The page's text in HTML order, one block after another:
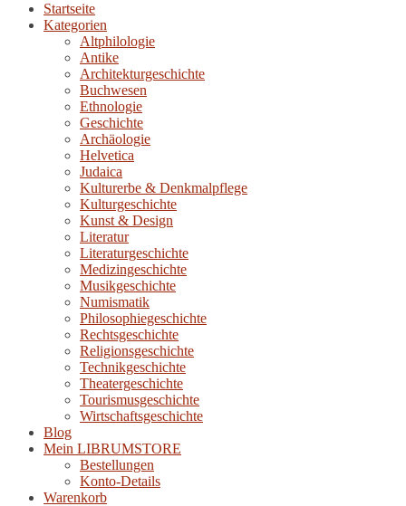
Startseite
Kategorien
Altphilologie
Antike
Architekturgeschichte
Buchwesen
Ethnologie
Geschichte
Archäologie
Helvetica
Judaica
Kulturerbe & Denkmalpflege
Kulturgeschichte
Kunst & Design
Literatur
Literaturgeschichte
Medizingeschichte
Musikgeschichte
Numismatik
Philosophiegeschichte
Rechtsgeschichte
Religionsgeschichte
Technikgeschichte
Theatergeschichte
Tourismusgeschichte
Wirtschaftsgeschichte
Blog
Mein LIBRUMSTORE
Bestellungen
Konto-Details
Warenkorb